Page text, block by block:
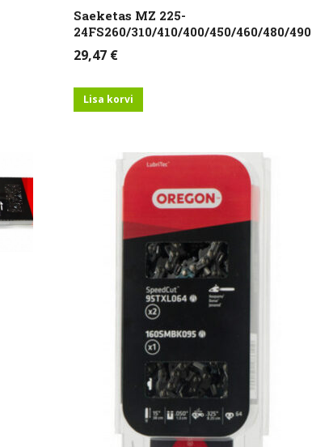
Saeketas MZ 225-
24FS260/310/410/400/450/460/480/490
29,47 €
Lisa korvi